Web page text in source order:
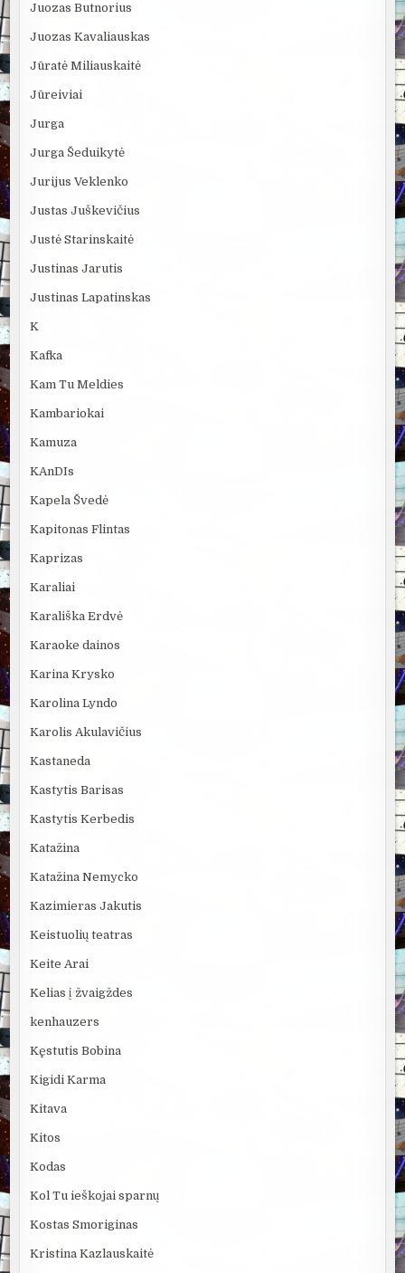
Juozas Butnorius
Juozas Kavaliauskas
Jūratė Miliauskaitė
Jūreiviai
Jurga
Jurga Šeduikytė
Jurijus Veklenko
Justas Juškevičius
Justė Starinskaitė
Justinas Jarutis
Justinas Lapatinskas
K
Kafka
Kam Tu Meldies
Kambariokai
Kamuza
KAnDIs
Kapela Švedė
Kapitonas Flintas
Kaprizas
Karaliai
Karališka Erdvė
Karaoke dainos
Karina Krysko
Karolina Lyndo
Karolis Akulavičius
Kastaneda
Kastytis Barisas
Kastytis Kerbedis
Katažina
Katažina Nemycko
Kazimieras Jakutis
Keistuolių teatras
Keite Arai
Kelias į žvaigždes
kenhauzers
Kęstutis Bobina
Kigidi Karma
Kitava
Kitos
Kodas
Kol Tu ieškojai sparnų
Kostas Smoriginas
Kristina Kazlauskaitė